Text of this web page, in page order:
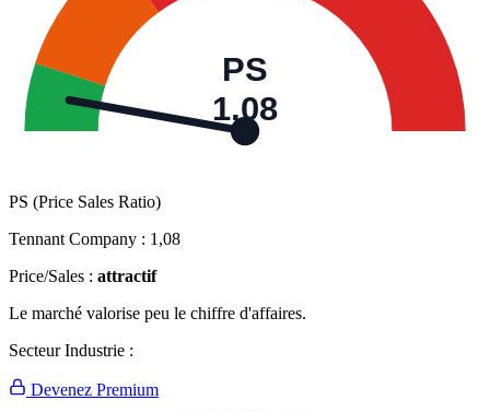
PS
1,08
PS (Price Sales Ratio)
Tennant Company : 1,08
Price/Sales : attractif
Le marché valorise peu le chiffre d'affaires.
Secteur Industrie :
Devenez Premium